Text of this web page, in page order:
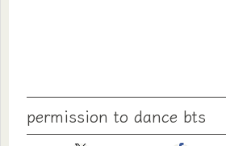
permission to dance bts